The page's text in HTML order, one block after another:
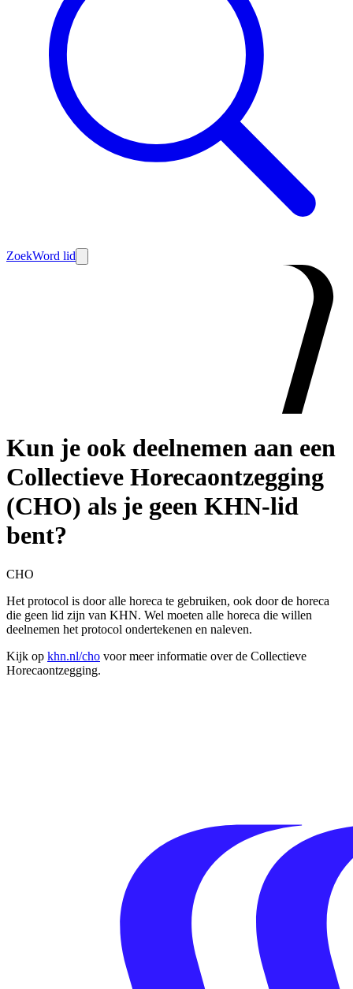
ZoekWord lid
Kun je ook deelnemen aan een
Collectieve Horecaontzegging
(CHO) als je geen KHN-lid
bent?
CHO
Het protocol is door alle horeca te gebruiken, ook door de horeca
die geen lid zijn van KHN. Wel moeten alle horeca die willen
deelnemen het protocol ondertekenen en naleven.
Kijk op khn.nl/cho voor meer informatie over de Collectieve
Horecaontzegging.